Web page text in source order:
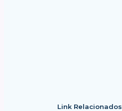
Link Relacionados